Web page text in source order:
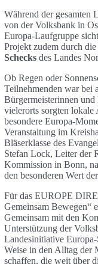
Während der gesamten
von der Volksbank in
Europa-Laufgruppe
Projekt zudem durch
Schecksdes Landes
Ob Regen oder
Teilnehmenden war bei
Bürgermeisterinnen
vielerorts sorgten lokale
besondere Europa-
Veranstaltung im
Bläserklasse des
Stefan Lock, Leiter der
Kommission in Bonn,
den besonderen Wert
Für das EUROPE
Gemeinsam Bewegen“
Gemeinsam mit den
Unterstützung der
Landesinitiative
Weise in den Alltag der
schaffen, die weit über